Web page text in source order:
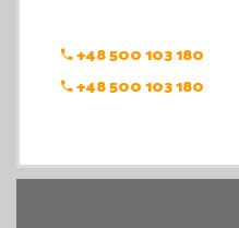
+48 500 103 180
+48 500 103 180